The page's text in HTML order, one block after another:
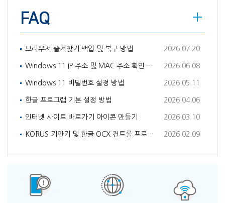
FAQ
브라우저 즐겨찾기 백업 및 복구 방법 2026.07.20
Windows 11 IP 주소 및 MAC 주소 확인 방법 2026.06.08
Windows 11 비밀번호 설정 방법 2026.05.11
한글 프로그램 기본 설정 방법 2026.04.06
인터넷 사이트 바로가기 아이콘 만들기 2026.03.10
KORUS 기안기 및 한글 OCX 컨트롤 프로그램 설치 방법 2026.02.09